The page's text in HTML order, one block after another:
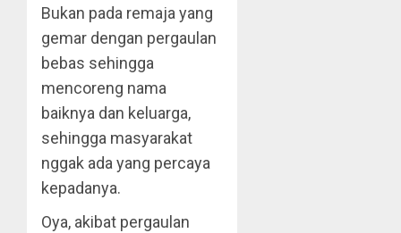
Bukan pada remaja yang
gemar dengan pergaulan
bebas sehingga
mencoreng nama
baiknya dan keluarga,
sehingga masyarakat
nggak ada yang percaya
kepadanya.
Oya, akibat pergaulan